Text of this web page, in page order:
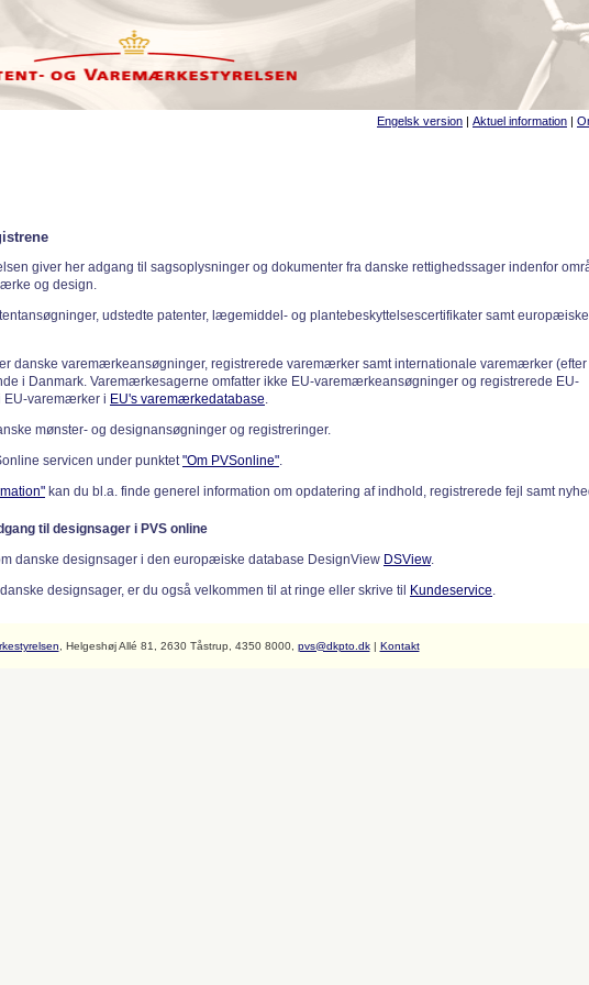
Engelsk version | Aktuel information |
giver her adgang til sagsoplysninger og dokumenter fra danske rettighedssager indenfor
og design.
udstedte patenter, lægemiddel- og plantebeskyttelsescertifikater samt
danske varemærkeansøgninger, registrerede varemærker samt internationale varemærker (efter
i Danmark. Varemærkesagerne omfatter ikke EU-varemærkeansøgninger og registrerede EU-
EU-varemærker i EU's varemærkedatabase.
mønster- og designansøgninger og registreringer.
servicen under punktet"Om PVSonline".
kan du bl.a. finde generel information om opdatering af indhold, registrerede fejl samt
til designsager i PVS online
danske designsager i den europæiske database DesignView DSView.
designsager, er du også velkommen til at ringe eller skrive til
Kundeservice.
, Helgeshøj Allé 81, 2630 Tåstrup, 4350 8000, pvs@dkpto.dk| Kontakt